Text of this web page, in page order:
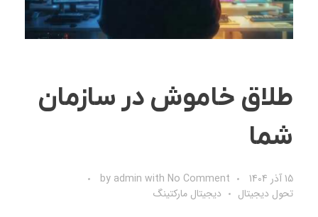
طلاق خاموش در سازمان
شما
15 آذر 1404 by admin with No Comment
تحول دیجیتال
دیجیتال مارکتینگ